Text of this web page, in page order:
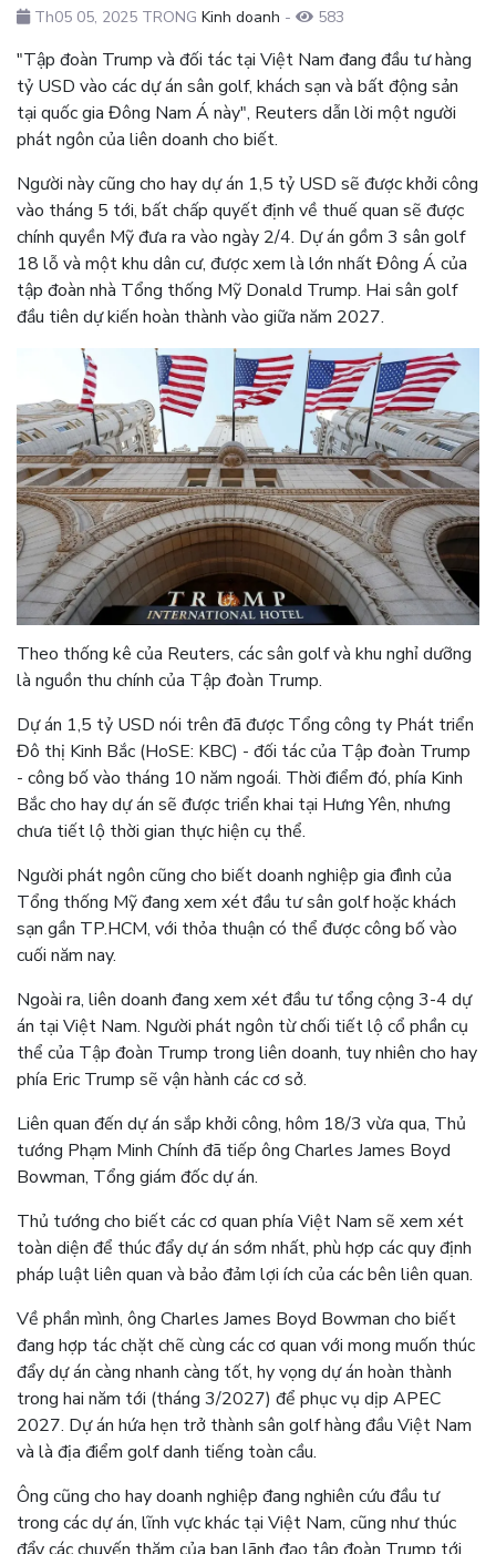
Th05 05, 2025 TRONG Kinh doanh - 583
"Tập đoàn Trump và đối tác tại Việt Nam đang đầu tư hàng
tỷ USD vào các dự án sân golf, khách sạn và bất động sản
tại quốc gia Đông Nam Á này", Reuters dẫn lời một người
phát ngôn của liên doanh cho biết.
Người này cũng cho hay dự án 1,5 tỷ USD sẽ được khởi công
vào tháng 5 tới, bất chấp quyết định về thuế quan sẽ được
chính quyền Mỹ đưa ra vào ngày 2/4. Dự án gồm 3 sân golf
18 lỗ và một khu dân cư, được xem là lớn nhất Đông Á của
tập đoàn nhà Tổng thống Mỹ Donald Trump. Hai sân golf
đầu tiên dự kiến hoàn thành vào giữa năm 2027.
Theo thống kê của Reuters, các sân golf và khu nghỉ dưỡng
là nguồn thu chính của Tập đoàn Trump.
Dự án 1,5 tỷ USD nói trên đã được Tổng công ty Phát triển
Đô thị Kinh Bắc (HoSE: KBC) - đối tác của Tập đoàn Trump
- công bố vào tháng 10 năm ngoái. Thời điểm đó, phía Kinh
Bắc cho hay dự án sẽ được triển khai tại Hưng Yên, nhưng
chưa tiết lộ thời gian thực hiện cụ thể.
Người phát ngôn cũng cho biết doanh nghiệp gia đình của
Tổng thống Mỹ đang xem xét đầu tư sân golf hoặc khách
sạn gần TP.HCM, với thỏa thuận có thể được công bố vào
cuối năm nay.
Ngoài ra, liên doanh đang xem xét đầu tư tổng cộng 3-4 dự
án tại Việt Nam. Người phát ngôn từ chối tiết lộ cổ phần cụ
thể của Tập đoàn Trump trong liên doanh, tuy nhiên cho hay
phía Eric Trump sẽ vận hành các cơ sở.
Liên quan đến dự án sắp khởi công, hôm 18/3 vừa qua, Thủ
tướng Phạm Minh Chính đã tiếp ông Charles James Boyd
Bowman, Tổng giám đốc dự án.
Thủ tướng cho biết các cơ quan phía Việt Nam sẽ xem xét
toàn diện để thúc đẩy dự án sớm nhất, phù hợp các quy định
pháp luật liên quan và bảo đảm lợi ích của các bên liên quan.
Về phần mình, ông Charles James Boyd Bowman cho biết
đang hợp tác chặt chẽ cùng các cơ quan với mong muốn thúc
đẩy dự án càng nhanh càng tốt, hy vọng dự án hoàn thành
trong hai năm tới (tháng 3/2027) để phục vụ dịp APEC
2027. Dự án hứa hẹn trở thành sân golf hàng đầu Việt Nam
và là địa điểm golf danh tiếng toàn cầu.
Ông cũng cho hay doanh nghiệp đang nghiên cứu đầu tư
trong các dự án, lĩnh vực khác tại Việt Nam, cũng như thúc